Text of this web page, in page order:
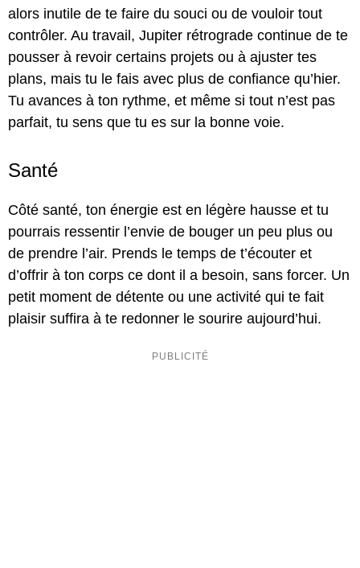
alors inutile de te faire du souci ou de vouloir tout
contrôler. Au travail, Jupiter rétrograde continue de te
pousser à revoir certains projets ou à ajuster tes
plans, mais tu le fais avec plus de confiance qu’hier.
Tu avances à ton rythme, et même si tout n’est pas
parfait, tu sens que tu es sur la bonne voie.
Santé
Côté santé, ton énergie est en légère hausse et tu
pourrais ressentir l’envie de bouger un peu plus ou
de prendre l’air. Prends le temps de t’écouter et
d’offrir à ton corps ce dont il a besoin, sans forcer. Un
petit moment de détente ou une activité qui te fait
plaisir suffira à te redonner le sourire aujourd’hui.